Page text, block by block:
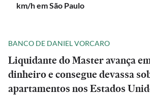
km/h em São Paulo
BANCO DE DANIEL VORCARO
Liquidante do Master avança
dinheiro e consegue devassa
apartamentos nos Estados